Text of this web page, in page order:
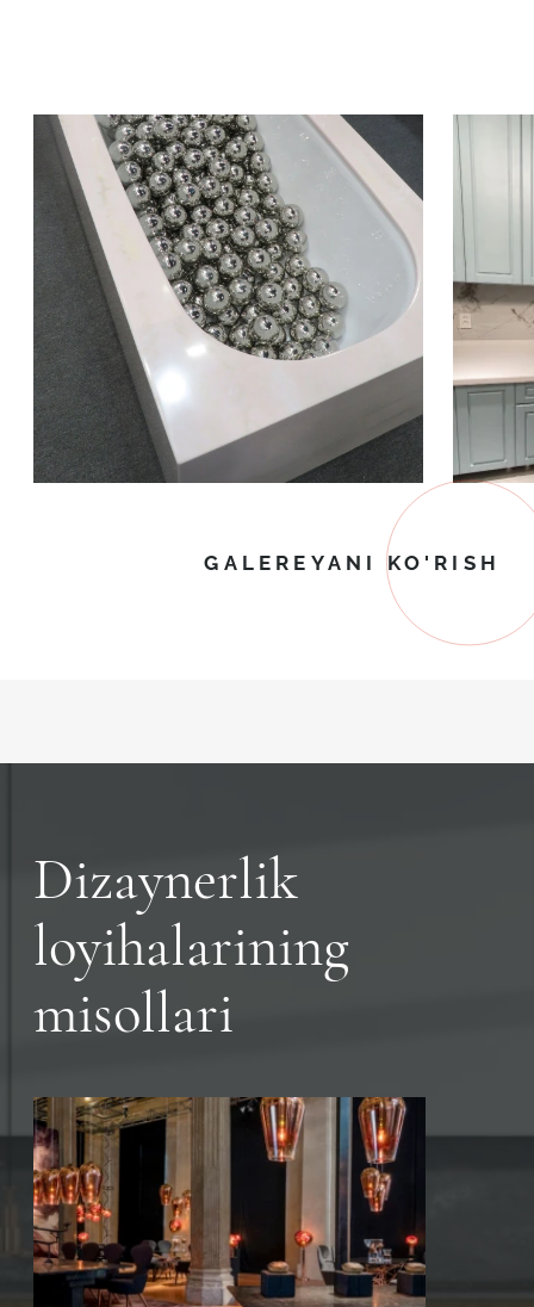
GALEREYANI KO'RISH
Dizaynerlik
loyihalarining
misollari